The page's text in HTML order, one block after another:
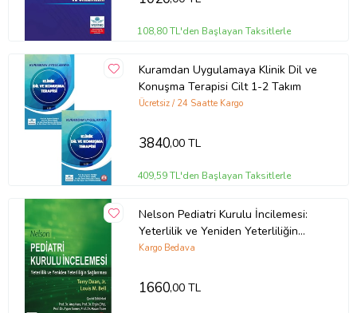
108,80 TL'den Başlayan Taksitlerle
Kuramdan Uygulamaya Klinik Dil ve
Konuşma Terapisi Cilt 1-2 Takım
Ücretsiz / 24 Saatte Kargo
3840,00 TL
409,59 TL'den Başlayan Taksitlerle
Nelson Pediatri Kurulu İncilemesi:
Yeterlilik ve Yeniden Yeterliliğin
Sağlanması
Kargo Bedava
1660,00 TL